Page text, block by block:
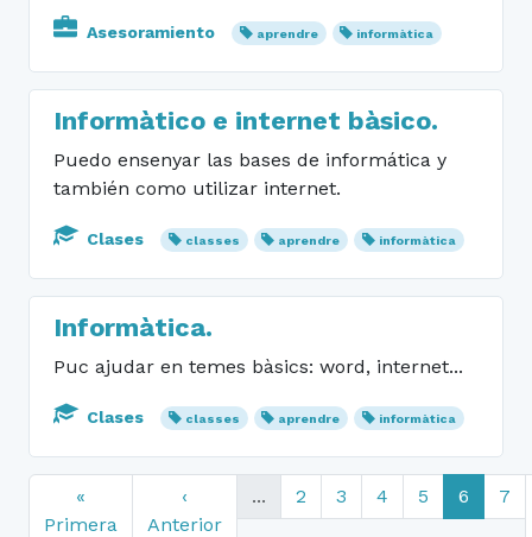
Asesoramiento aprendre informàtica
Informàtico e internet bàsico.
Puedo ensenyar las bases de informática y
también como utilizar internet.
Clases classes aprendre informàtica
Informàtica.
Puc ajudar en temes bàsics: word, internet...
Clases classes aprendre informàtica
«
Primera
‹
Anterior
... 2 3 4 5 6 7